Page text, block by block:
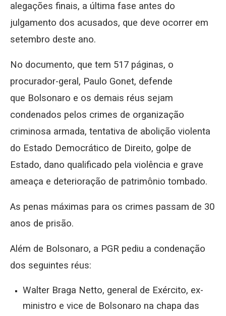
alegações finais, a última fase antes do
julgamento dos acusados, que deve ocorrer em
setembro deste ano.
No documento, que tem 517 páginas, o
procurador-geral, Paulo Gonet, defende
que Bolsonaro e os demais réus sejam
condenados pelos crimes de organização
criminosa armada, tentativa de abolição violenta
do Estado Democrático de Direito, golpe de
Estado, dano qualificado pela violência e grave
ameaça e deterioração de patrimônio tombado.
As penas máximas para os crimes passam de 30
anos de prisão.
Além de Bolsonaro, a PGR pediu a condenação
dos seguintes réus:
Walter Braga Netto, general de Exército, ex-
ministro e vice de Bolsonaro na chapa das